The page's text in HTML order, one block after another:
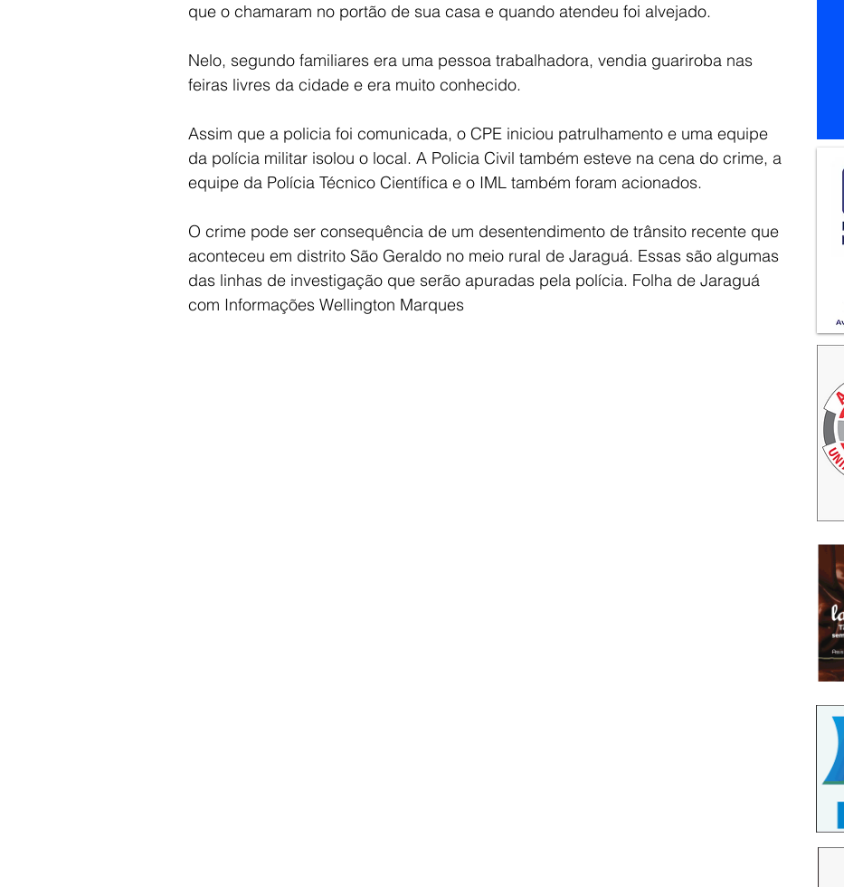
que o chamaram no portão de sua casa e quando atendeu foi alvejado.
Nelo, segundo familiares era uma pessoa trabalhadora, vendia guariroba nas
feiras livres da cidade e era muito conhecido.
Assim que a policia foi comunicada, o CPE iniciou patrulhamento e uma equipe
da polícia militar isolou o local. A Policia Civil também esteve na cena do crime, a
equipe da Polícia Técnico Científica e o IML também foram acionados.
O crime pode ser consequência de um desentendimento de trânsito recente que
aconteceu em distrito São Geraldo no meio rural de Jaraguá. Essas são algumas
das linhas de investigação que serão apuradas pela polícia. Folha de Jaraguá
com Informações Wellington Marques